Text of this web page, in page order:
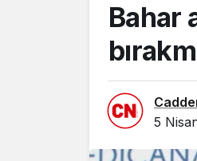
Bahar
5